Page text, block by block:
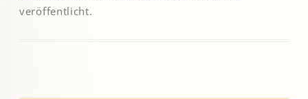
veröffentlicht.